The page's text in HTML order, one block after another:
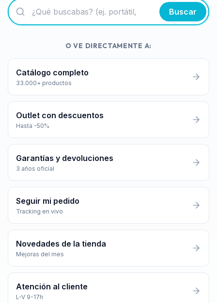
Buscar
O VE DIRECTAMENTE A:
Catálogo completo
33.000+ productos
Outlet con descuentos
Hasta -50%
Garantías y devoluciones
3 años oficial
Seguir mi pedido
Tracking en vivo
Novedades de la tienda
Mejoras del mes
Atención al cliente
L-V 9-17h